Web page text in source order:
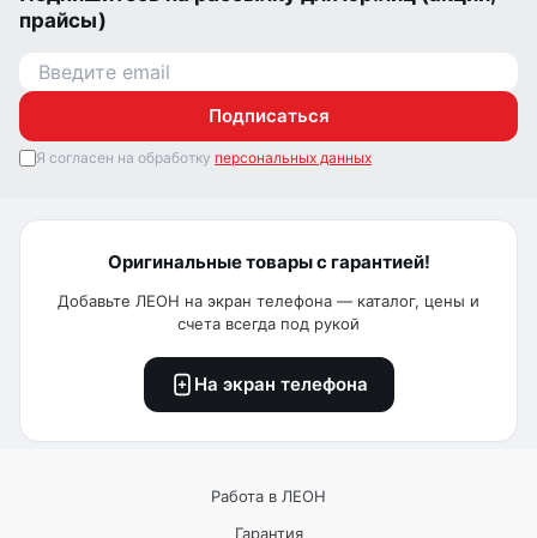
прайсы)
Подписаться
Я согласен на обработку персональных данных
Оригинальные товары с гарантией!
Добавьте ЛЕОН на экран телефона — каталог, цены и
счета всегда под рукой
На экран телефона
Работа в ЛЕОН
Гарантия